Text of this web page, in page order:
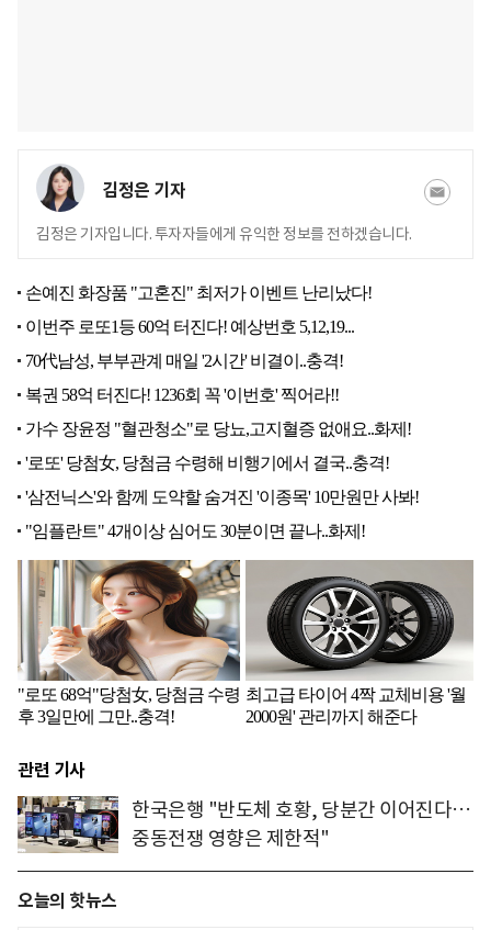
김정은 기자
김정은 기자입니다. 투자자들에게 유익한 정보를 전하겠습니다.
관련 기사
한국은행 "반도체 호황, 당분간 이어진다…
중동전쟁 영향은 제한적"
오늘의 핫뉴스